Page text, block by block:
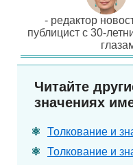
- редактор
публицист с 30-
Читайте
значениях
Толкование и
Толкование и